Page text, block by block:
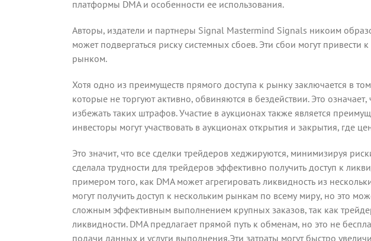
платформы DMA и особенности ее использования.
Авторы, издатели и партнеры Signal Mastermind Signals никоим
может подвергаться риску системных сбоев. Эти сбои могут
рынком.
Хотя одно из преимуществ прямого доступа к рынку заключается в
которые не торгуют активно, обвиняются в бездействии. Это
избежать таких штрафов. Участие в аукционах также является
инвесторы могут участвовать в аукционах открытия и закрытия, где
Это значит, что все сделки трейдеров хеджируются, минимизируя
сделала трудности для трейдеров эффективно получить доступ к
примером того, как DMA может агрегировать ликвидность из
могут получить доступ к нескольким рынкам по всему миру, но это
сложным эффективным выполнением крупных заказов, так как
ликвидности. DMA предлагает прямой путь к обменам, но это не
подачи данных и услуги выполнения.Эти затраты могут быстро